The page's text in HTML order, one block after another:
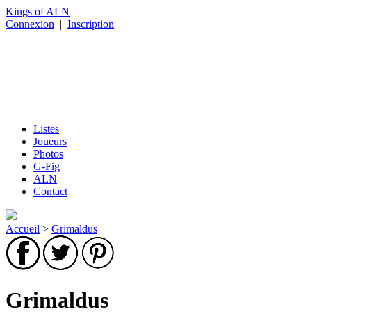
Kings of ALN
Connexion | Inscription
Listes
Joueurs
Photos
G-Fig
ALN
Contact
Accueil > Grimaldus
Grimaldus